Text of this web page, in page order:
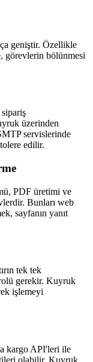
geniştir. Özellikle
görevlerin bölünmesi
sipariş
üzerinden
servislerinde
edilir.
PDF üretimi ve
Bunları web
sayfanın yanıt
tek tek
gerekir. Kuyruk
işlemeyi
kargo API'leri ile
olabilir. Kuyruk